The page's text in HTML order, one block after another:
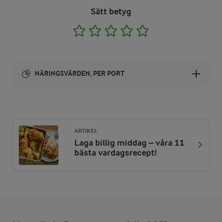
Sätt betyg
1 2 3 4
NÄRINGSVÄRDEN, PER PORT
ENERGIDISTRIBUTION %
NÄRINGSVÄRDEN PER PORT
ARTIKEL
Laga billig middag – våra 11
bästa vardagsrecept!